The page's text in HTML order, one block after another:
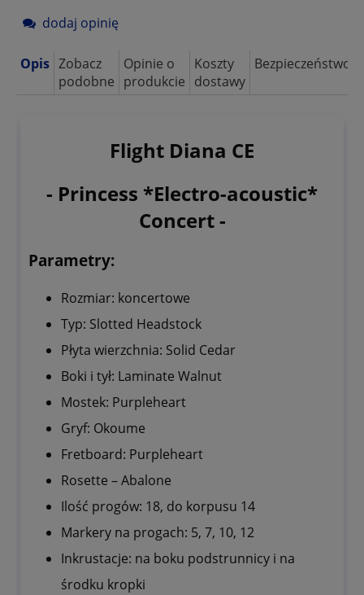
dodaj opinię
Opis Zobacz
podobne
Opinie o
produkcie
Koszty
dostawy
Bezpieczeństwo
Flight Diana CE
- Princess *Electro-acoustic*
Concert -
Parametry:
Rozmiar: koncertowe
Typ: Slotted Headstock
Płyta wierzchnia: Solid Cedar
Boki i tył: Laminate Walnut
Mostek: Purpleheart
Gryf: Okoume
Fretboard: Purpleheart
Rosette – Abalone
Ilość progów: 18, do korpusu 14
Markery na progach: 5, 7, 10, 12
Inkrustacje: na boku podstrunnicy i na
środku kropki